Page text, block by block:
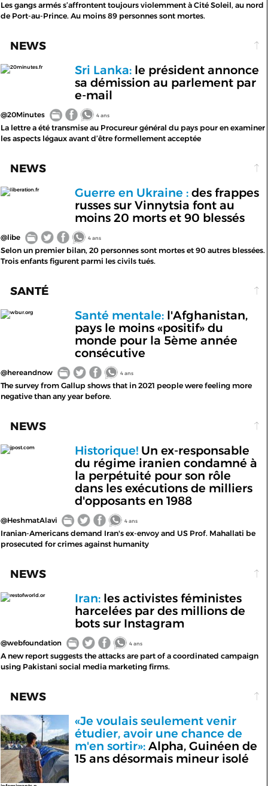
Les gangs armés s’affrontent toujours violemment à Cité Soleil, au nord
de Port-au-Prince. Au moins 89 personnes sont mortes.
NEWS
20minutes.fr Sri Lanka:le président annonce
sa démission au parlement par
e-mail
@20Minutes 4 ans
La lettre a été transmise au Procureur général du pays pour en examiner
les aspects légaux avant d’être formellement acceptée
NEWS
liberation.fr Guerre en Ukraine :des frappes
russes sur Vinnytsia font au
moins 20 morts et 90 blessés
@libe 4 ans
Selon un premier bilan, 20 personnes sont mortes et 90 autres blessées.
Trois enfants figurent parmi les civils tués.
SANTÉ
wbur.org Santé mentale:l'Afghanistan,
pays le moins «positif» du
monde pour la 5ème année
consécutive
@hereandnow 4 ans
The survey from Gallup shows that in 2021 people were feeling more
negative than any year before.
NEWS
jpost.com Historique!Un ex-responsable
du régime iranien condamné à
la perpétuité pour son rôle
dans les exécutions de milliers
d'opposants en 1988
@HeshmatAlavi 4 ans
Iranian-Americans demand Iran's ex-envoy and US Prof. Mahallati be
prosecuted for crimes against humanity
NEWS
restofworld.or Iran:les activistes féministes
harcelées par des millions de
bots sur Instagram
@webfoundation 4 ans
A new report suggests the attacks are part of a coordinated campaign
using Pakistani social media marketing firms.
NEWS
«Je voulais seulement venir
étudier, avoir une chance de
m'en sortir»:Alpha, Guinéen de
15 ans désormais mineur isolé